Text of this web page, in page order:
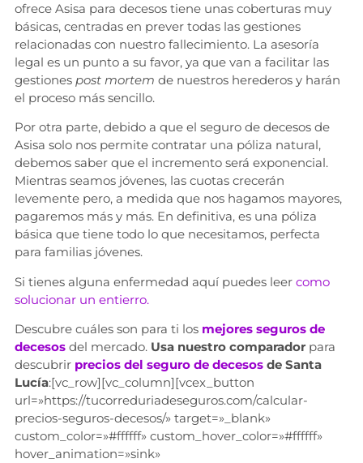
ofrece Asisa para decesos tiene unas coberturas muy
básicas, centradas en prever todas las gestiones
relacionadas con nuestro fallecimiento. La asesoría
legal es un punto a su favor, ya que van a facilitar las
gestiones post mortem de nuestros herederos y harán
el proceso más sencillo.
Por otra parte, debido a que el seguro de decesos de
Asisa solo nos permite contratar una póliza natural,
debemos saber que el incremento será exponencial.
Mientras seamos jóvenes, las cuotas crecerán
levemente pero, a medida que nos hagamos mayores,
pagaremos más y más. En definitiva, es una póliza
básica que tiene todo lo que necesitamos, perfecta
para familias jóvenes.
Si tienes alguna enfermedad aquí puedes leer como
solucionar un entierro.
Descubre cuáles son para ti los mejores seguros de
decesosdel mercado. Usa nuestro comparadorpara
descubrir precios del seguro de decesosde Santa
Lucía:[vc_row][vc_column][vcex_button
url=»https://tucorreduriadeseguros.com/calcular-
precios-seguros-decesos/» target=»_blank»
custom_color=»#ffffff» custom_hover_color=»#ffffff»
hover_animation=»sink»